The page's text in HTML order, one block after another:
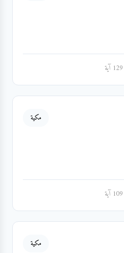
129 آية
مكية
109 آية
مكية